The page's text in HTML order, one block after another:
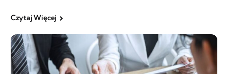
Czytaj Więcej